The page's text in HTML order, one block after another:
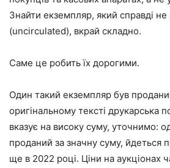
Знайти екземпляр, який справді не
(uncirculated), вкрай складно.
Саме це робить їх дорогими.
Один такий екземпляр був
оригінальному тексті друкарська
вказує на високу суму, уточнимо:
проданий за значну суму, йдеться
ще в 2022 році. Ціни на аукціонах